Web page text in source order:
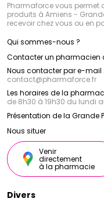
Pharmaforce vous permet
produits à Amiens -
recevoir chez vous ou en
Qui sommes-nous ?
Contacter un pharmacien
Nous contacter par e-mail :
contact@pharmaforce.fr
Les horaires de la
de 8h30 à 19h30 du lundi
Présentation de la Grande
Nous situer
Venir
directement
à la pharmacie
Divers